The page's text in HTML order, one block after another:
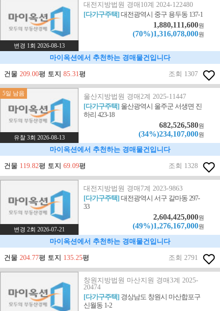
변경 1회 2026-08-13
대전지방법원 경매10계 2024-122480
[다가구주택]대전광역시 중구 용두동 137-1
1,880,111,600원
(70%)1,316,078,000원
마이옥션에서 추천하는 경매물건입니다
건물 209.00평 토지 85.31평 조회 1307
5일 남음
유찰 3회 2026-08-13
울산지방법원 경매2계 2025-11447
[다가구주택] 울산광역시 울주군 서생면 진
하리 423-18
682,526,580원
(34%)234,107,000원
마이옥션에서 추천하는 경매물건입니다
건물 119.82평 토지 69.09평 조회 1328
변경 2회 2026-07-21
대전지방법원 경매7계 2023-9863
[다가구주택]대전광역시 서구 갈마동 297-
33
2,604,425,000원
(49%)1,276,167,000원
마이옥션에서 추천하는 경매물건입니다
건물 204.77평 토지 135.25평 조회 2791
창원지방법원 마산지원 경매3계 2025-
20474
[다가구주택] 경상남도 창원시 마산합포구
신월동 1-2